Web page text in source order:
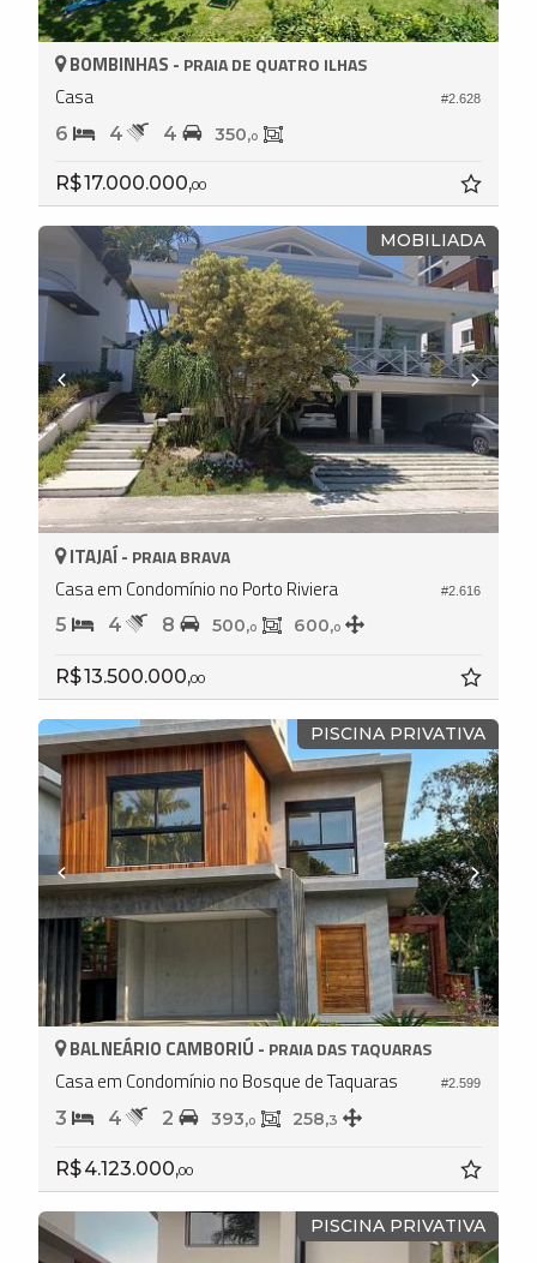
#2.628
BOMBINHAS - PRAIA DE QUATRO ILHAS
Casa
6 4 4 350,0
R$ 17.000.000,00
MOBILIADA
#2.616
ITAJAÍ - PRAIA BRAVA
Casa em Condomínio no Porto Riviera
5 4 8 500,0 600,0
R$ 13.500.000,00
PISCINA PRIVATIVA
#2.599
BALNEÁRIO CAMBORIÚ - PRAIA DAS TAQUARAS
Casa em Condomínio no Bosque de Taquaras
3 4 2 393,0 258,3
R$ 4.123.000,00
PISCINA PRIVATIVA